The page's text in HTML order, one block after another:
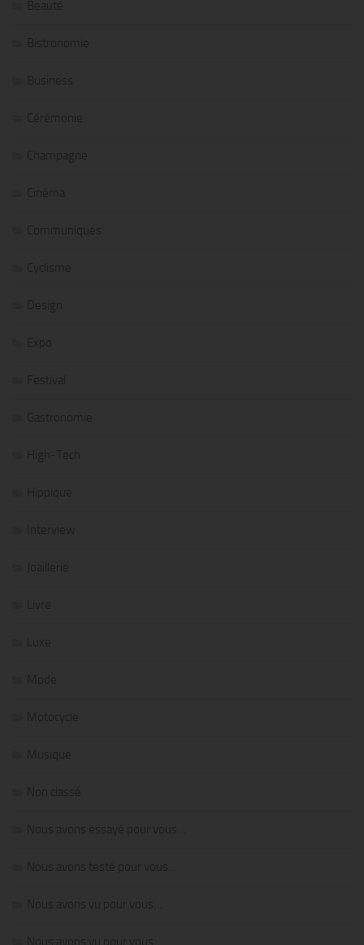
Beauté
Bistronomie
Business
Cérémonie
Champagne
Cinéma
Communiqués
Cyclisme
Design
Expo
Festival
Gastronomie
High-Tech
Hippique
Interview
Joaillerie
Livre
Luxe
Mode
Motocycle
Musique
Non classé
Nous avons essayé pour vous…
Nous avons testé pour vous…
Nous avons vu pour vous…
Nous avons vu pour vous…